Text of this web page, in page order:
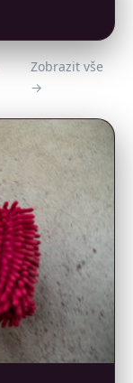
Zobrazit vše
→